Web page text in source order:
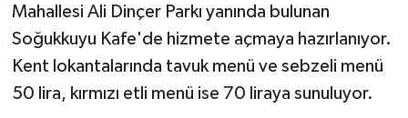
Mahallesi Ali Dinçer Parkı yanında bulunan
Soğukkuyu Kafe'de hizmete açmaya hazırlanıyor.
Kent lokantalarında tavuk menü ve sebzeli menü
50 lira, kırmızı etli menü ise 70 liraya sunuluyor.